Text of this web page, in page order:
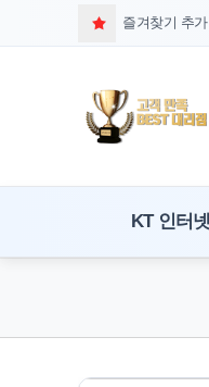
즐겨찾기 추가
KT 인터넷